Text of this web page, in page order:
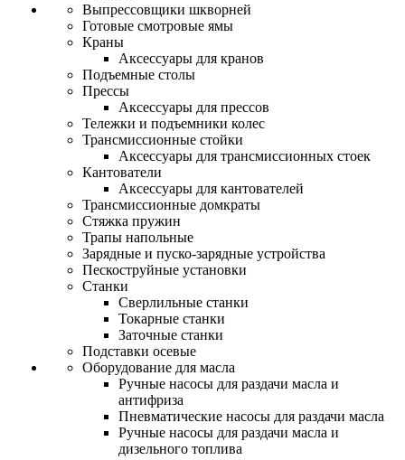
Выпрессовщики шкворней
Готовые смотровые ямы
Краны
Аксессуары для кранов
Подъемные столы
Прессы
Аксессуары для прессов
Тележки и подъемники колес
Трансмиссионные стойки
Аксессуары для трансмиссионных стоек
Кантователи
Аксессуары для кантователей
Трансмиссионные домкраты
Стяжка пружин
Трапы напольные
Зарядные и пуско-зарядные устройства
Пескоструйные установки
Станки
Сверлильные станки
Токарные станки
Заточные станки
Подставки осевые
Оборудование для масла
Ручные насосы для раздачи масла и
антифриза
Пневматические насосы для раздачи масла
Ручные насосы для раздачи масла и
дизельного топлива